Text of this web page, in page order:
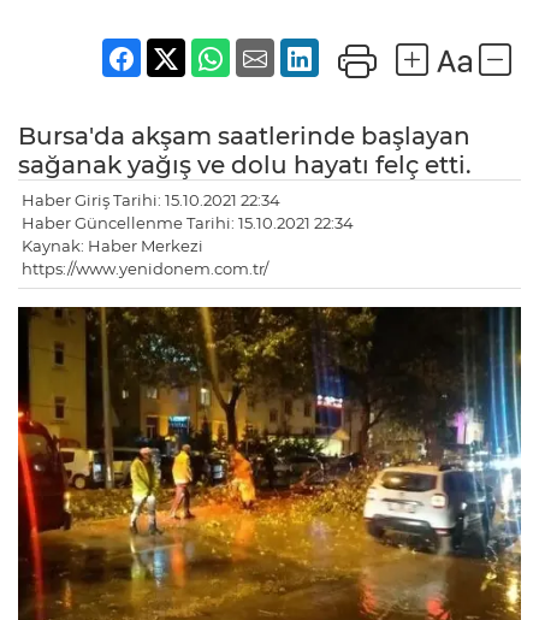
Bursa'da akşam saatlerinde başlayan
sağanak yağış ve dolu hayatı felç etti.
Haber Giriş Tarihi: 15.10.2021 22:34
Haber Güncellenme Tarihi: 15.10.2021 22:34
Kaynak: Haber Merkezi
https://www.yenidonem.com.tr/